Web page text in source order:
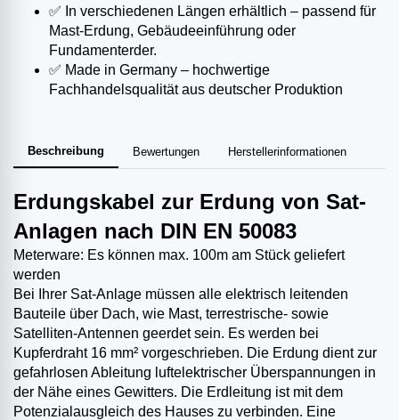
✅ In verschiedenen Längen erhältlich – passend für
Mast-Erdung, Gebäudeeinführung oder
Fundamenterder.
✅ Made in Germany – hochwertige
Fachhandelsqualität aus deutscher Produktion
Beschreibung Bewertungen Herstellerinformationen
Erdungskabel zur Erdung von Sat-
Anlagen nach DIN EN 50083
Meterware: Es können max. 100m am Stück geliefert
werden
Bei Ihrer Sat-Anlage müssen alle elektrisch leitenden
Bauteile über Dach, wie Mast, terrestrische- sowie
Satelliten-Antennen geerdet sein. Es werden bei
Kupferdraht 16 mm² vorgeschrieben. Die Erdung dient zur
gefahrlosen Ableitung luftelektrischer Überspannungen in
der Nähe eines Gewitters. Die Erdleitung ist mit dem
Potenzialausgleich des Hauses zu verbinden. Eine